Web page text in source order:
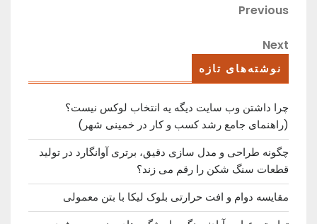
راهبری
نوشته
Previous
Previous
Next
Next
نوشته‌های تازه
چرا داشتن وب سایت دیگه یه انتخاب لوکس نیست؟
(راهنمای جامع رشد کسب ‌و کار در خمینی ‌شهر)
چگونه طراحی و مدل سازی دقیق، برتری آوانگارد در تولید
قطعات سنگ شکن را رقم می زند؟
مقایسه دوام و افت حرارتی بلوک لیکا با بتن معمولی